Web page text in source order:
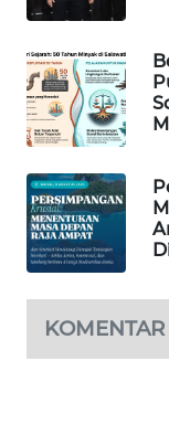
KOMENTAR
SELEB
WAHANA
PERSONA
WAHANA
OTOMOTIF
HEALTH
WAHANA